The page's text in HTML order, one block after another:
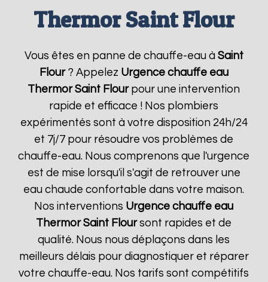
Thermor Saint Flour
Vous êtes en panne de chauffe-eau à Saint
Flour? Appelez Urgence chauffe eau
Thermor Saint Flourpour une intervention
rapide et efficace ! Nos plombiers
expérimentés sont à votre disposition 24h/24
et 7j/7 pour résoudre vos problèmes de
chauffe-eau. Nous comprenons que l'urgence
est de mise lorsqu'il s'agit de retrouver une
eau chaude confortable dans votre maison.
Nos interventions Urgence chauffe eau
Thermor Saint Floursont rapides et de
qualité. Nous nous déplaçons dans les
meilleurs délais pour diagnostiquer et réparer
votre chauffe-eau. Nos tarifs sont compétitifs